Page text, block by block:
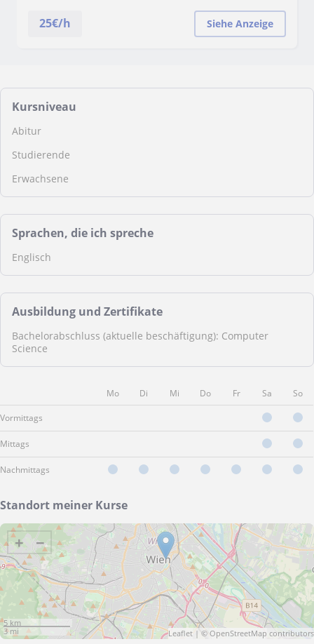
25€/h Siehe Anzeige
Kursniveau
Abitur
Studierende
Erwachsene
Sprachen, die ich spreche
Englisch
Ausbildung und Zertifikate
Bachelorabschluss (aktuelle beschäftigung): Computer
Science
Mo Di Mi Do Fr Sa So
Vormittags
Mittags
Nachmittags
Standort meiner Kurse
+ −
5 km
3 mi
Leaflet| © OpenStreetMap contributors